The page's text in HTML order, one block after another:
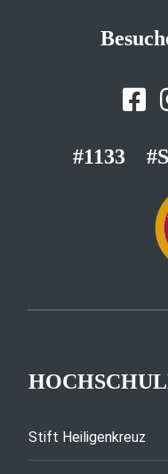
#1133
Stift Heiligenkreuz